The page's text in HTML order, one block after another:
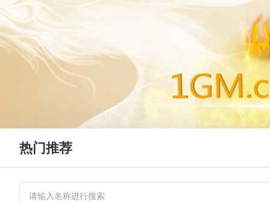
热门推荐